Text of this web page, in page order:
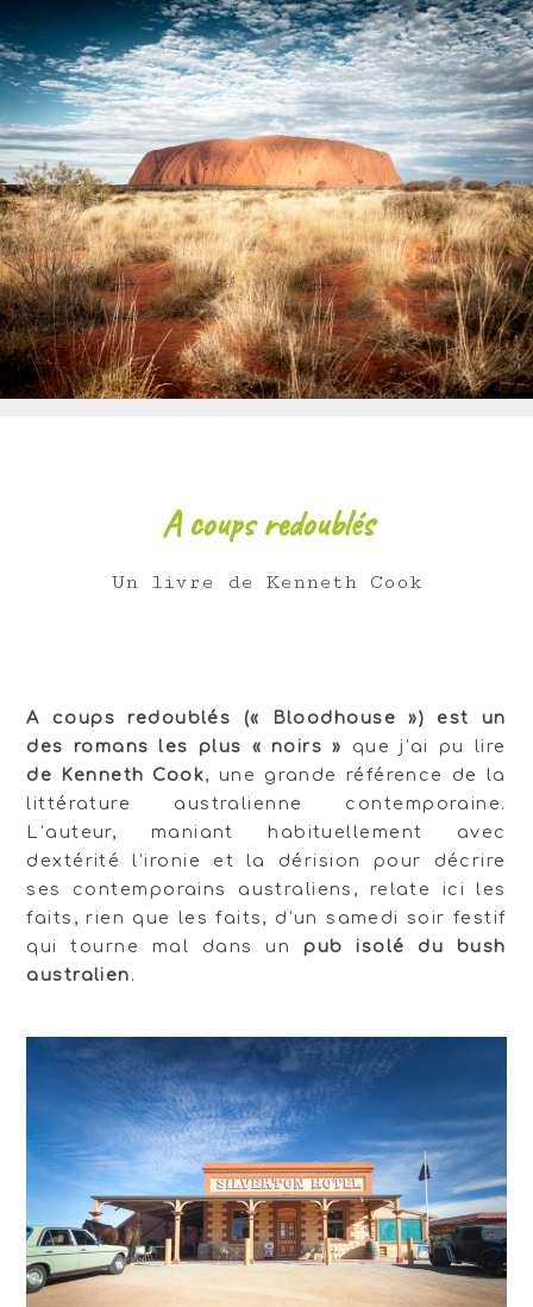
A coups redoublés
Un livre de Kenneth Cook
A coups redoublés (« Bloodhouse ») est un
des romans les plus « noirs »
que j’ai pu lire
de Kenneth Cook, une grande référence de la
littérature australienne contemporaine.
L’auteur, maniant habituellement avec
dextérité l’ironie et la dérision pour décrire
ses contemporains australiens, relate ici les
faits, rien que les faits, d’un samedi soir festif
qui tourne mal dans unpub isolé du bush
australien.